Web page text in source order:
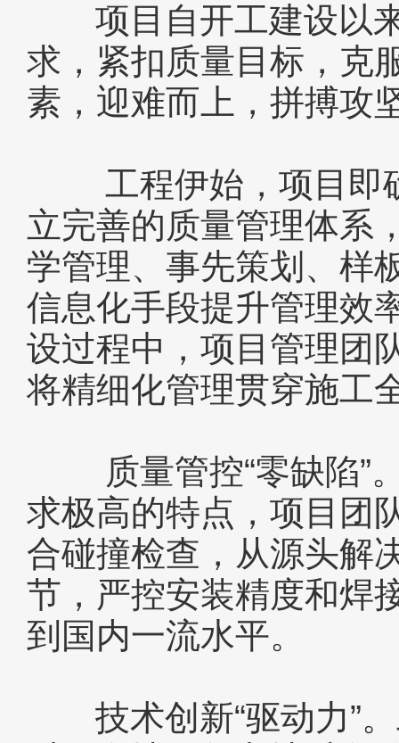
项目自开工建设以来
求，紧扣质量目标，克
素，迎难而上，拼搏攻
工程伊始，项目即确
立完善的质量管理体系
学管理、事先策划、样
信息化手段提升管理效
设过程中，项目管理团
将精细化管理贯穿施工
质量管控“零缺陷”。
求极高的特点，项目团
合碰撞检查，从源头解
节，严控安装精度和焊
到国内一流水平。
技术创新“驱动力”。